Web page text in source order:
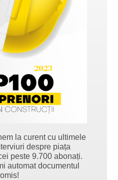
la curent cu ultimele
despre piața
peste 9.700 abonați.
automat documentul